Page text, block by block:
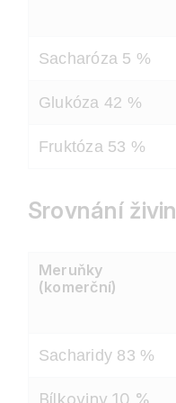
Sacharóza 5 %
Glukóza 42 %
Fruktóza 53 %
Srovnání živin
Meruňky
(komerční)
Sacharidy 83 %
Bílkoviny 10 %